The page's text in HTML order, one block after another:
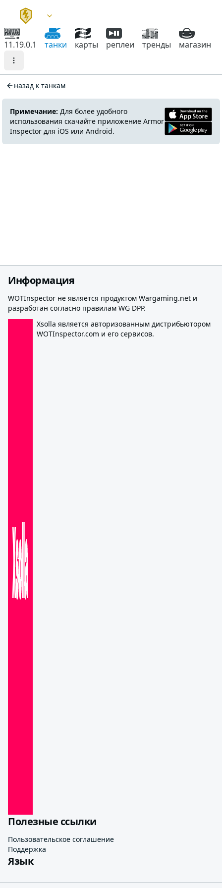
11.19.0.1 танки карты реплеи тренды магазин
назад к танкам
Примечание: Для более удобного
использования скачайте приложение Armor
Inspector для iOS или Android.
Информация
WOTInspector не является продуктом Wargaming.net и
разработан согласно правилам WG DPP.
Xsolla является авторизованным дистрибьютором
WOTInspector.com и его сервисов.
Полезные ссылки
Пользовательское соглашение
Поддержка
Язык